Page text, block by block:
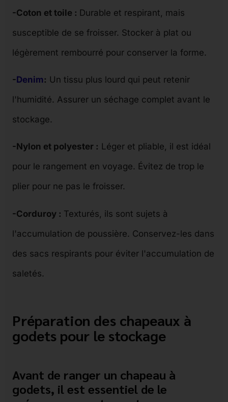
-Coton et toile : Durable et respirant, mais
susceptible de se froisser. Stocker à plat ou
légèrement rembourré pour conserver la forme.
-Denim : Un tissu plus lourd qui peut retenir
l'humidité. Assurer un séchage complet avant le
stockage.
-Nylon et polyester : Léger et pliable, il est idéal
pour le rangement en voyage. Évitez de trop le
plier pour ne pas le froisser.
-Corduroy : Texturés, ils sont sujets à
l'accumulation de poussière. Conservez-les dans
des sacs respirants pour éviter l'accumulation de
saletés.
Préparation des chapeaux à
godets pour le stockage
Avant de ranger un chapeau à
godets, il est essentiel de le